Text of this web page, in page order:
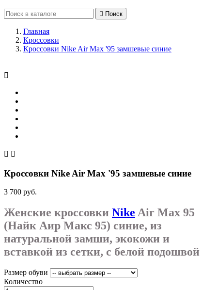
 Поиск
Главная
Кроссовки
Кроссовки Nike Air Max '95 замшевые синие

 
Кроссовки Nike Air Max '95 замшевые синие
3 700 руб.
Женские кроссовки Nike Air Max 95
(Найк Аир Макс 95) синие, из
натуральной замши, экокожи и
вставкой из сетки, с белой подошвой
Размер обуви
Количество